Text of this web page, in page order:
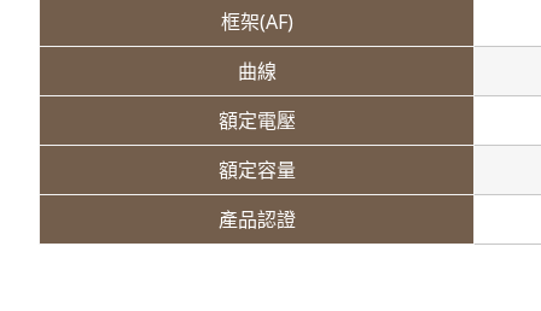
框架(AF)
曲線
額定電壓
額定容量
產品認證